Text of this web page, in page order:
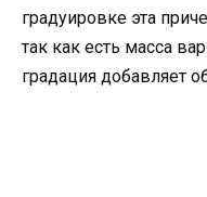
градуировке эта
так как есть масса
градация добавляет